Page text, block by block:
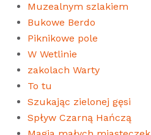
Muzealnym szlakiem
Bukowe Berdo
Piknikowe pole
W Wetlinie
zakolach Warty
To tu
Szukając zielonej gęsi
Spływ Czarną Hańczą